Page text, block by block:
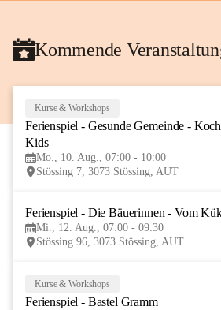
Kommende
Kurse & Workshops
Ferienspiel - Gesunde Gemeinde -
Kids
Mo., 10. Aug., 07:00 - 10:00
Stössing 7, 3073 Stössing, AUT
Ferienspiel - Die Bäuerinnen - Vom
Mi., 12. Aug., 07:00 - 09:30
Stössing 96, 3073 Stössing, AUT
Kurse & Workshops
Ferienspiel - Bastel Gramm